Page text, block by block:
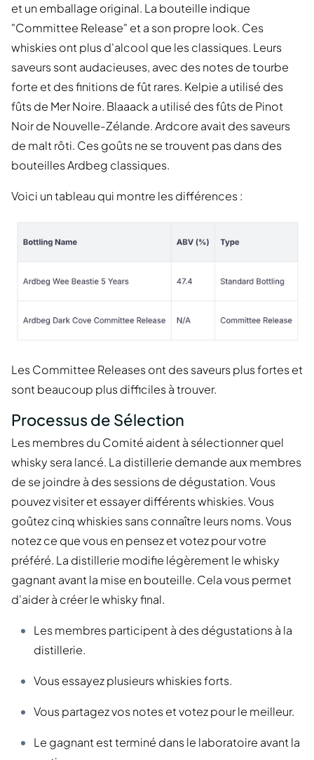
et un emballage original. La bouteille indique
"Committee Release" et a son propre look. Ces
whiskies ont plus d'alcool que les classiques. Leurs
saveurs sont audacieuses, avec des notes de tourbe
forte et des finitions de fût rares. Kelpie a utilisé des
fûts de Mer Noire. Blaaack a utilisé des fûts de Pinot
Noir de Nouvelle-Zélande. Ardcore avait des saveurs
de malt rôti. Ces goûts ne se trouvent pas dans des
bouteilles Ardbeg classiques.
Voici un tableau qui montre les différences :
Les Committee Releases ont des saveurs plus fortes et
sont beaucoup plus difficiles à trouver.
Processus de Sélection
Les membres du Comité aident à sélectionner quel
whisky sera lancé. La distillerie demande aux membres
de se joindre à des sessions de dégustation. Vous
pouvez visiter et essayer différents whiskies. Vous
goûtez cinq whiskies sans connaître leurs noms. Vous
notez ce que vous en pensez et votez pour votre
préféré. La distillerie modifie légèrement le whisky
gagnant avant la mise en bouteille. Cela vous permet
d'aider à créer le whisky final.
Les membres participent à des dégustations à la
distillerie.
Vous essayez plusieurs whiskies forts.
Vous partagez vos notes et votez pour le meilleur.
Le gagnant est terminé dans le laboratoire avant la